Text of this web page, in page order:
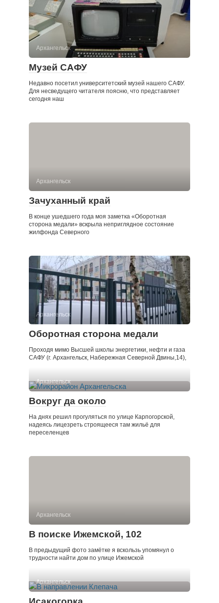
Архангельск
Музей САФУ
Недавно посетил университетский музей нашего САФУ.
Для несведущего читателя поясню, что представляет
сегодня наш
Архангельск
Зачуханный край
В конце ушедшего года моя заметка «Оборотная
сторона медали» вскрыла неприглядное состояние
жилфонда Северного
Архангельск
Оборотная сторона медали
Проходя мимо Высшей школы энергетики, нефти и газа
САФУ (г. Архангельск, Набережная Северной Двины,14),
Архангельск
Вокруг да около
На днях решил прогуляться по улице Карпогорской,
надеясь лицезреть строящееся там жильё для
переселенцев
Архангельск
В поиске Ижемской, 102
В предыдущий фото замётке я вскользь упомянул о
трудности найти дом по улице Ижемской
Архангельск